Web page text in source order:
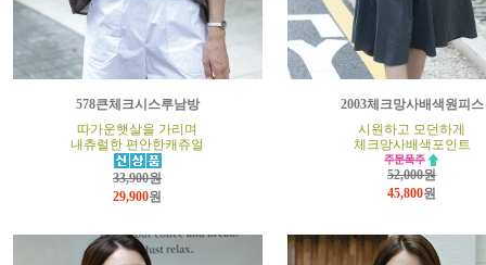
578큰체크시스루남방
따가운햇살을 가리며
내츄럴한 편안한캐쥬얼
33,900원
29,900원
2003체크망사배색원피스
시원하고 모던하게
체크망사배색포인트
52,000원
45,800원